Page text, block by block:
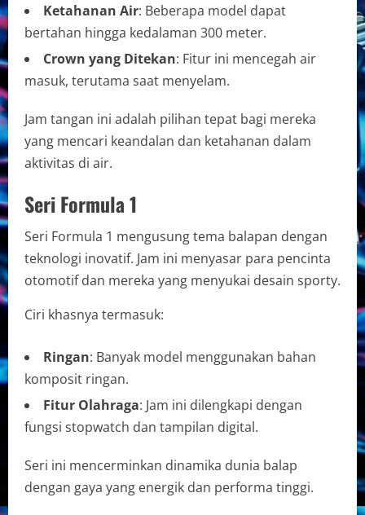
Ketahanan Air: Beberapa model dapat
bertahan hingga kedalaman 300 meter.
Crown yang Ditekan: Fitur ini mencegah air
masuk, terutama saat menyelam.
Jam tangan ini adalah pilihan tepat bagi mereka
yang mencari keandalan dan ketahanan dalam
aktivitas di air.
Seri Formula 1
Seri Formula 1 mengusung tema balapan dengan
teknologi inovatif. Jam ini menyasar para pencinta
otomotif dan mereka yang menyukai desain sporty.
Ciri khasnya termasuk:
Ringan: Banyak model menggunakan bahan
komposit ringan.
Fitur Olahraga: Jam ini dilengkapi dengan
fungsi stopwatch dan tampilan digital.
Seri ini mencerminkan dinamika dunia balap
dengan gaya yang energik dan performa tinggi.